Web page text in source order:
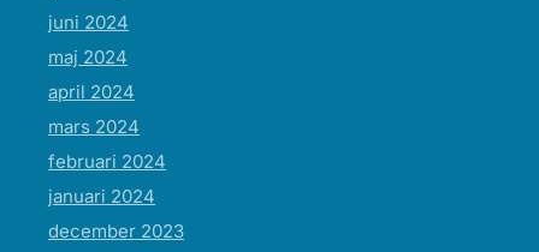
juni 2024
maj 2024
april 2024
mars 2024
februari 2024
januari 2024
december 2023